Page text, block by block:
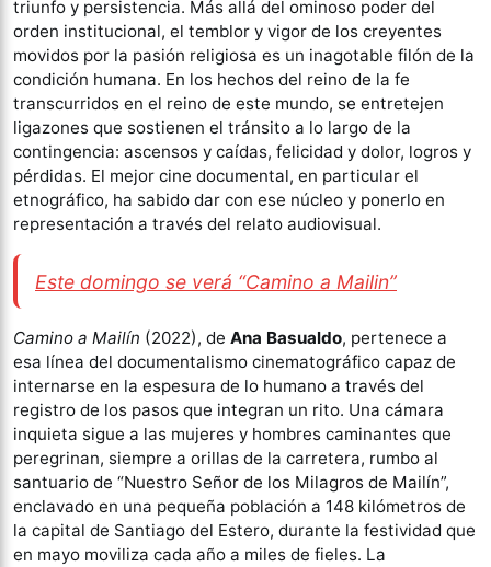
triunfo y persistencia. Más allá del ominoso poder del
orden institucional, el temblor y vigor de los creyentes
movidos por la pasión religiosa es un inagotable filón de la
condición humana. En los hechos del reino de la fe
transcurridos en el reino de este mundo, se entretejen
ligazones que sostienen el tránsito a lo largo de la
contingencia: ascensos y caídas, felicidad y dolor, logros y
pérdidas. El mejor cine documental, en particular el
etnográfico, ha sabido dar con ese núcleo y ponerlo en
representación a través del relato audiovisual.
Este domingo se verá “Camino a Mailin”
Camino a Mailín (2022), de Ana Basualdo, pertenece a
esa línea del documentalismo cinematográfico capaz de
internarse en la espesura de lo humano a través del
registro de los pasos que integran un rito. Una cámara
inquieta sigue a las mujeres y hombres caminantes que
peregrinan, siempre a orillas de la carretera, rumbo al
santuario de “Nuestro Señor de los Milagros de Mailín”,
enclavado en una pequeña población a 148 kilómetros de
la capital de Santiago del Estero, durante la festividad que
en mayo moviliza cada año a miles de fieles. La